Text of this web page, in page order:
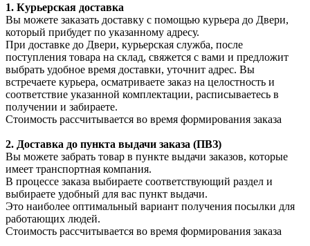
1. Курьерская доставка
Вы можете заказать доставку с помощью курьера до Двери,
который прибудет по указанному адресу.
При доставке до Двери, курьерская служба, после
поступления товара на склад, свяжется с вами и предложит
выбрать удобное время доставки, уточнит адрес. Вы
встречаете курьера, осматриваете заказ на целостность и
соответствие указанной комплектации, расписываетесь в
получении и забираете.
Стоимость рассчитывается во время формирования заказа
2. Доставка до пункта выдачи заказа (ПВЗ)
Вы можете забрать товар в пункте выдачи заказов, которые
имеет транспортная компания.
В процессе заказа выбираете соответствующий раздел и
выбираете удобный для вас пункт выдачи.
Это наиболее оптимальный вариант получения посылки для
работающих людей.
Стоимость рассчитывается во время формирования заказа